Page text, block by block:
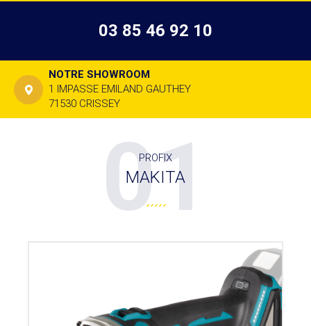
03 85 46 92 10
NOTRE SHOWROOM
1 IMPASSE EMILAND GAUTHEY
71530 CRISSEY
PROFIX
MAKITA
01